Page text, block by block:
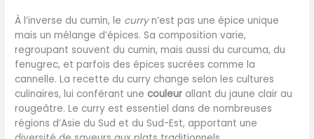
À l’inverse du cumin, le curryn’est pas une épice unique
mais un mélange d’épices. Sa composition varie,
regroupant souvent du cumin, mais aussi du curcuma, du
fenugrec, et parfois des épices sucrées comme la
cannelle. La recette du curry change selon les cultures
culinaires, lui conférant unecouleur allant du jaune clair au
rougeâtre. Le curry est essentiel dans de nombreuses
régions d’Asie du Sud et du Sud-Est, apportant une